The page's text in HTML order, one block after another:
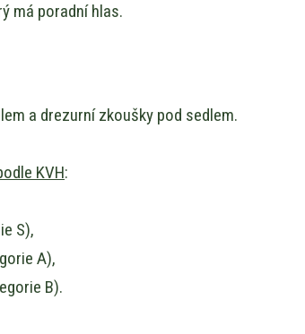
má poradní hlas.
a drezurní zkoušky pod sedlem.
KVH:
S),
A),
B).